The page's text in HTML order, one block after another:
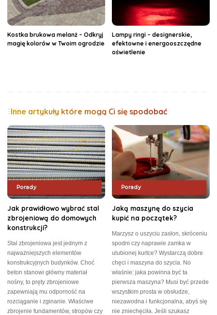
Kostka brukowa melanż – Odkryj
magię kolorów w Twoim ogrodzie
Lampy ringi – designerskie,
efektowne i energooszczędne
oświetlenie
Inne artykuły które mogą Ci się spodobać
Porady
Jak prawidłowo wybrać stal
zbrojeniową do domowych
konstrukcji?
Stal zbrojeniowa jest jednym z
najważniejszych elementów
konstrukcyjnych budynków. Choć
beton stanowi główny materiał
nośny, to pręty zbrojeniowe
zapewniają mu odporność na
rozciąganie i zginanie. Właściwe
zbrojenie fundamentów, stropów czy
Porady
Jaką maszynę do szycia
kupić na początek?
Marzysz o uszyciu zasłon, skróceniu
spodni czy naprawie zamka w
ulubionej kurtce? Wystarczą dobre
chęci i maszyna do szycia. No
właśnie: jaka powinna być ta
pierwsza maszyna? Musi być przede
wszystkim prosta w obsłudze,
niezawodna i funkcjonalna, abyś się
nie zniechęciła. Jeśli szukasz